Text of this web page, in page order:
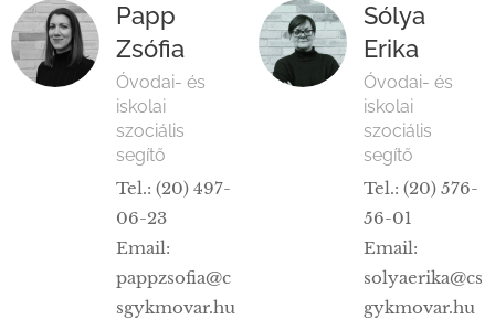
Papp
Zsófia
Óvodai- és
iskolai
szociális
segítő
Tel.: (20) 497-
06-23
Email:
pappzsofia@c
sgykmovar.hu
Sólya
Erika
Óvodai- és
iskolai
szociális
segítő
Tel.: (20) 576-
56-01
Email:
solyaerika@cs
gykmovar.hu